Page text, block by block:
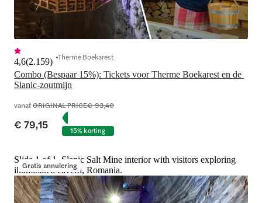
Combo (Bespaar 15%): Tickets voor Therme Boekarest en de
Slanic-zoutmijn
4,6(2.159) Therme Boekarest
vanafORIGINAL PRICE€ 93,40
€ 79,15 15% korting
Gratis annulering
Slide 1 of 1, Slanic Salt Mine interior with visitors exploring
illuminated cavern, Romania.